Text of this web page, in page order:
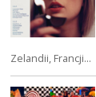
Zelandii, Francji…